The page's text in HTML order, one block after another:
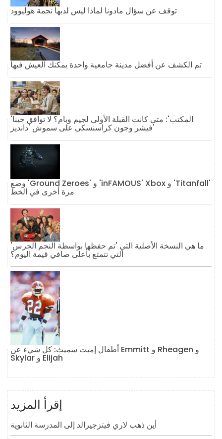
توقف عن سؤال مادونا لماذا ليس لديها نجمة هوليوود
تم الكشف عن أفضل مدينة جامعية واحدة يمكنك العيش فيها
'المكتب': متى كانت القبلة الأولى لجيم وبام؟ لا توافق جينا
فيشر وجون كراسنسكي على سموش 'دانديز'
وضع 'Ground Zeroes' و 'inFAMOUS' Xbox و 'Titanfall'
مرة أخرى في الخط
ما هي النسخة الأصلية التي 'تم حفظها بواسطة النجم الجرس'
التي تتمتع بأعلى صافي قيمة اليوم؟
أطفال إميت سميث: كل شيء عن Emmitt و Rheagen و
Skylar و Elijah
إقرأ المزيد
أين ذهب لاري فيتزجيرالد إلى المدرسة الثانوية